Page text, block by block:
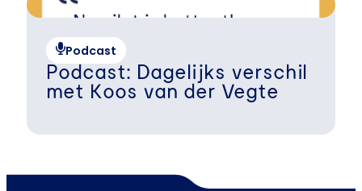
Podcast
Podcast: Dagelijks verschil
met Koos van der Vegte